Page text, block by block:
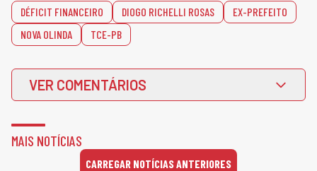
DÉFICIT FINANCEIRO DIOGO RICHELLI ROSAS
EX-PREFEITO
NOVA OLINDA
TCE-PB
VER COMENTÁRIOS
MAIS NOTÍCIAS
CARREGAR NOTÍCIAS ANTERIORES